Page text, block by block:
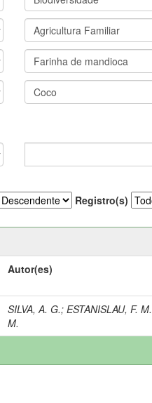
Registro(s)
Autor(es)
SILVA, A. G.;ESTANISLAU, F. M.
M.